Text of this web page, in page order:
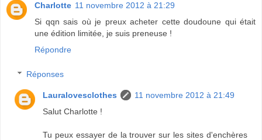
Charlotte 11 novembre 2012 à 21:29
Si qqn sais où je preux acheter cette doudoune qui était
une édition limitée, je suis preneuse !
Répondre
Réponses
Lauralovesclothes
11 novembre 2012 à 21:49
Salut Charlotte !
Tu peux essayer de la trouver sur les sites d'enchères